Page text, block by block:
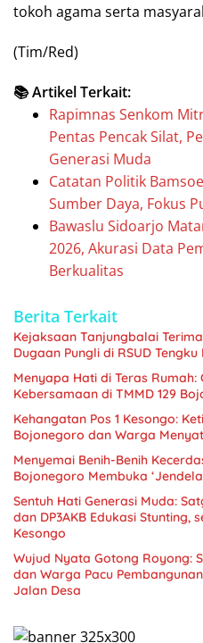
tokoh agama serta
(Tim/Red)
📚 Artikel Terkait:
Rapimnas Senkom
Pentas Pencak Silat,
Generasi Muda
Catatan Politik
Sumber Daya, Fokus
Bawaslu Sidoarjo
2026, Akurasi Data
Berkualitas
Berita Terkait
Kejaksaan Tanjungbalai
Dugaan Pungli di RSUD
Menyapa Hati di Teras
Kebersamaan di TMMD 129
Kehangatan Pos 1 Kesongo:
Bojonegoro dan Warga
Menyemai Benih-Benih
Bojonegoro Membuka
Sentuh Hati Generasi Muda:
dan DP3AKB Edukasi Stunting,
Kesongo
Wujud Nyata Gotong Royong:
dan Warga Pacu
Jalan Desa